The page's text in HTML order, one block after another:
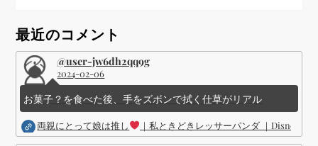
ジ
送
り
最近のコメント
@user-jw6dh2qq9g
2024-02-06
お菓子？を食べた後、手をズボンで拭く仕草がリアル
両親にとって娘は推し ｜私ときどきレッサーパンダ ｜Disney (